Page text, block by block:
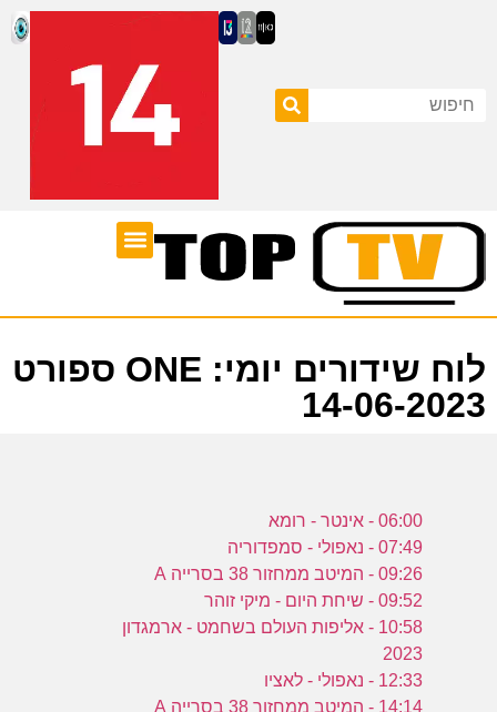
לוח שידורים יומי: ONE ספורט
14-06-2023
06:00 - אינטר - רומא
07:49 - נאפולי - סמפדוריה
09:26 - המיטב ממחזור 38 בסרייה A
09:52 - שיחת היום - מיקי זוהר
10:58 - אליפות העולם בשחמט - ארמגדון
2023
12:33 - נאפולי - לאציו
14:14 - המיטב ממחזור 38 בסרייה A